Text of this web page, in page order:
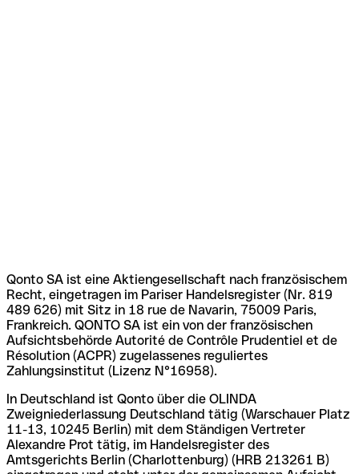
Qonto SA ist eine Aktiengesellschaft nach französischem
Recht, eingetragen im Pariser Handelsregister (Nr. 819
489 626) mit Sitz in 18 rue de Navarin, 75009 Paris,
Frankreich. QONTO SA ist ein von der französischen
Aufsichtsbehörde Autorité de Contrôle Prudentiel et de
Résolution (ACPR) zugelassenes reguliertes
Zahlungsinstitut (Lizenz N°16958).
In Deutschland ist Qonto über die OLINDA
Zweigniederlassung Deutschland tätig (Warschauer Platz
11-13, 10245 Berlin) mit dem Ständigen Vertreter
Alexandre Prot tätig, im Handelsregister des
Amtsgerichts Berlin (Charlottenburg) (HRB 213261 B)